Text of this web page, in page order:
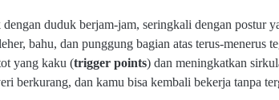
duduk berjam-jam, seringkali dengan postur
bahu, dan punggung bagian atas terus-menerus
yang kaku (trigger points) dan meningkatkan
berkurang, dan kamu bisa kembali bekerja tanpa